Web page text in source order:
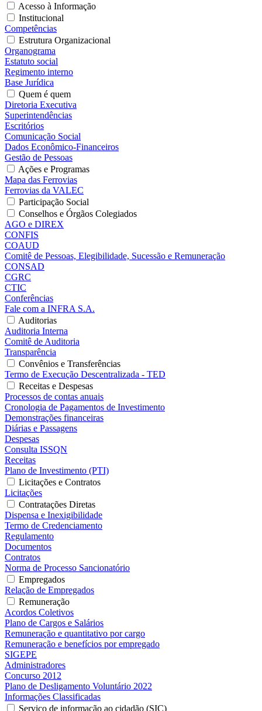
Acesso à Informação
Institucional
Competências
Estrutura Organizacional
Organograma
Estatuto social
Regimento interno
Base Jurídica
Quem é quem
Diretoria Executiva
Superintendências
Escritórios
Comunicação Social
Dados Econômico-Financeiros
Gestão de Pessoas
Ações e Programas
Mapa das Ferrovias
Ferrovias da VALEC
Participação Social
Conselhos e Órgãos Colegiados
AGO e DIREX
CONFIS
COAUD
Comitê de Pessoas, Elegibilidade, Sucessão e Remuneração
CONSAD
CGRC
CTIC
Conferências
Fale com a INFRA S.A.
Auditorias
Auditoria Interna
Comitê de Auditoria
Transparência
Convênios e Transferências
Termo de Execução Descentralizada - TED
Receitas e Despesas
Processos de contas anuais
Cronologia de Pagamentos de Investimento
Demonstrações financeiras
Diárias e Passagens
Despesas
Consulta ISSQN
Receitas
Plano de Investimento (PTI)
Licitações e Contratos
Licitações
Contratações Diretas
Dispensa e Inexigibilidade
Termo de Credenciamento
Regulamento
Documentos
Contratos
Norma de Processo Sancionatório
Empregados
Relação de Empregados
Remuneração
Acordos Coletivos
Plano de Cargos e Salários
Remuneração e quantitativo por cargo
Remuneração e benefícios por empregado
SIGEPE
Administradores
Concurso 2012
Plano de Desligamento Voluntário 2022
Informações Classificadas
Serviço de informação ao cidadão (SIC)